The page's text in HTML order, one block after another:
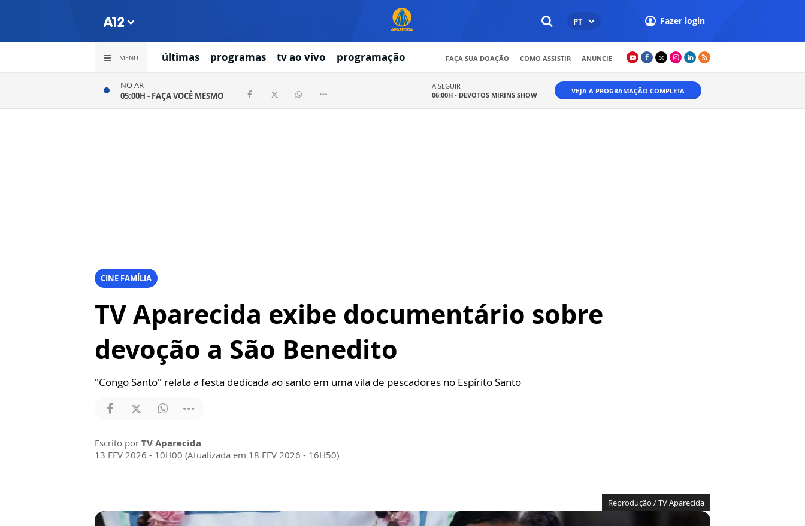
PT Fazer login
MENU últimas programas tv ao vivo programação FAÇA SUA DOAÇÃO COMO ASSISTIR ANUNCIE
NO AR
05:00H - FAÇA VOCÊ MESMO
A SEGUIR
06:00H - DEVOTOS MIRINS SHOW VEJA A PROGRAMAÇÃO COMPLETA
CINE FAMÍLIA
TV Aparecida exibe documentário sobre
devoção a São Benedito
"Congo Santo" relata a festa dedicada ao santo em uma vila de pescadores no Espírito Santo
Escrito por TV Aparecida
13 FEV 2026 - 10H00 (Atualizada em 18 FEV 2026 - 16H50)
Reprodução / TV Aparecida